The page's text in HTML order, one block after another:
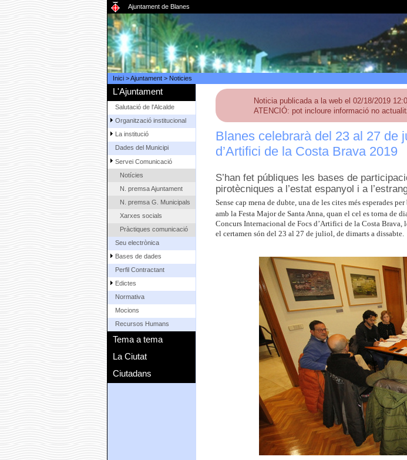
Ajuntament de Blanes
Inici>Ajuntament> Noticies
L'Ajuntament
Salutació de l'Alcalde
Organització institucional
La institució
Dades del Municipi
Servei Comunicació
Notícies
N. premsa Ajuntament
N. premsa G. Municipals
Xarxes socials
Pràctiques comunicació
Seu electrònica
Bases de dades
Perfil Contractant
Edictes
Normativa
Mocions
Recursos Humans
Tema a tema
La Ciutat
Ciutadans
Noticia publicada a la web el 02/18/2019
ATENCIÓ: pot incloure informació no
Blanes celebrarà del 23 al 27 de
d’Artifici de la Costa Brava 2019
S’han fet públiques les bases de
pirotècniques a l’estat espanyol i a
Sense cap mena de dubte, una de les cites més esperades
amb la Festa Major de Santa Anna, quan el cel es torna de
Concurs Internacional de Focs d’Artifici de la Costa
el certamen són del 23 al 27 de juliol, de dimarts a dissabte.